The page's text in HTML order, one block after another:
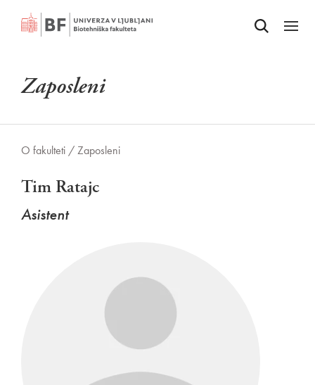
Odpri iskalnik
Odpri
Zaposleni
O fakulteti /Zaposleni
Tim Ratajc
Asistent